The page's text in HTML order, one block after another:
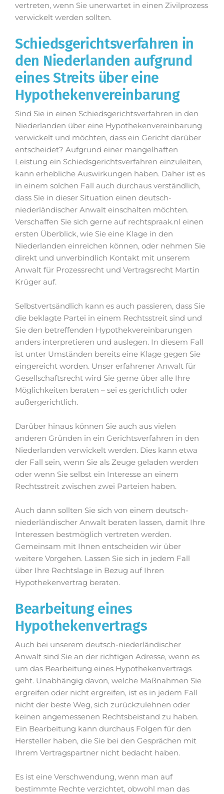
vertreten, wenn Sie unerwartet in einen Zivilprozess
verwickelt werden sollten.
Schiedsgerichtsverfahren in
den Niederlanden aufgrund
eines Streits über eine
Hypothekenvereinbarung
Sind Sie in einen Schiedsgerichtsverfahren in den
Niederlanden über eine Hypothekenvereinbarung
verwickelt und möchten, dass ein Gericht darüber
entscheidet? Aufgrund einer mangelhaften
Leistung ein Schiedsgerichtsverfahren einzuleiten,
kann erhebliche Auswirkungen haben. Daher ist es
in einem solchen Fall auch durchaus verständlich,
dass Sie in dieser Situation einen deutsch-
niederländischer Anwalt einschalten möchten.
Verschaffen Sie sich gerne auf rechtspraak.nl einen
ersten Überblick, wie Sie eine Klage in den
Niederlanden einreichen können, oder nehmen Sie
direkt und unverbindlich Kontakt mit unserem
Anwalt für Prozessrecht und Vertragsrecht Martin
Krüger auf.
Selbstvertsändlich kann es auch passieren, dass Sie
die beklagte Partei in einem Rechtsstreit sind und
Sie den betreffenden Hypothekvereinbarungen
anders interpretieren und auslegen. In diesem Fall
ist unter Umständen bereits eine Klage gegen Sie
eingereicht worden. Unser erfahrener Anwalt für
Gesellschaftsrecht wird Sie gerne über alle Ihre
Möglichkeiten beraten – sei es gerichtlich oder
außergerichtlich.
Darüber hinaus können Sie auch aus vielen
anderen Gründen in ein Gerichtsverfahren in den
Niederlanden verwickelt werden. Dies kann etwa
der Fall sein, wenn Sie als Zeuge geladen werden
oder wenn Sie selbst ein Interesse an einem
Rechtsstreit zwischen zwei Parteien haben.
Auch dann sollten Sie sich von einem deutsch-
niederländischer Anwalt beraten lassen, damit Ihre
Interessen bestmöglich vertreten werden.
Gemeinsam mit Ihnen entscheiden wir über
weitere Vorgehen. Lassen Sie sich in jedem Fall
über Ihre Rechtslage in Bezug auf Ihren
Hypothekenvertrag beraten.
Bearbeitung eines
Hypothekenvertrags
Auch bei unserem deutsch-niederländischer
Anwalt sind Sie an der richtigen Adresse, wenn es
um das Bearbeitung eines Hypothekenvertrags
geht. Unabhängig davon, welche Maßnahmen Sie
ergreifen oder nicht ergreifen, ist es in jedem Fall
nicht der beste Weg, sich zurückzulehnen oder
keinen angemessenen Rechtsbeistand zu haben.
Ein Bearbeitung kann durchaus Folgen für den
Hersteller haben, die Sie bei den Gesprächen mit
Ihrem Vertragspartner nicht bedacht haben.
Es ist eine Verschwendung, wenn man auf
bestimmte Rechte verzichtet, obwohl man das